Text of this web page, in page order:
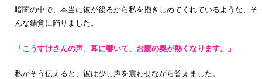
暗闇の中で、本当に彼が後ろから私を抱きしめてくれているような、そ
んな錯覚に陥りました。
「こうすけさんの声、耳に響いて、お腹の奥が熱くなります。」
私がそう伝えると、彼は少し声を震わせながら答えました。